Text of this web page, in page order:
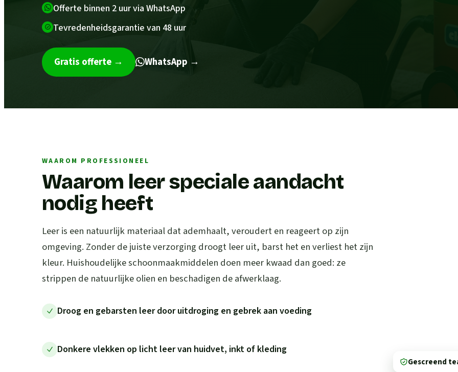
Offerte binnen 2 uur via WhatsApp
Tevredenheidsgarantie van 48 uur
Gratis offerte → WhatsApp →
WAAROM PROFESSIONEEL
Waarom leer speciale aandacht
nodig heeft
Leer is een natuurlijk materiaal dat ademhaalt, veroudert en reageert op zijn
omgeving. Zonder de juiste verzorging droogt leer uit, barst het en verliest het zijn
kleur. Huishoudelijke schoonmaakmiddelen doen meer kwaad dan goed: ze
strippen de natuurlijke olien en beschadigen de afwerklaag.
Droog en gebarsten leer door uitdroging en gebrek aan voeding
Donkere vlekken op licht leer van huidvet, inkt of kleding
Gescreend